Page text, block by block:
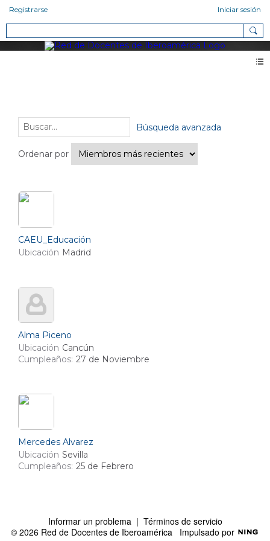
Registrarse Iniciar sesión
Ordenar por
Búsqueda avanzada
CAEU_Educación
Ubicación Madrid
Alma Piceno
Ubicación Cancún
Cumpleaños: 27 de Noviembre
Mercedes Alvarez
Ubicación Sevilla
Cumpleaños: 25 de Febrero
Informar un problema| Términos de servicio
© 2026 Red de Docentes de Iberoamérica Impulsado por